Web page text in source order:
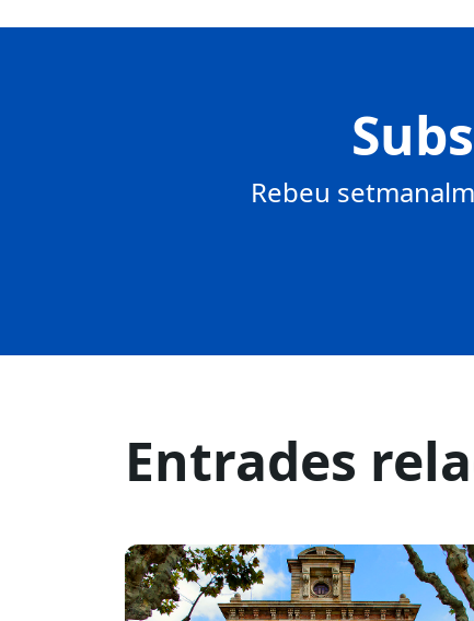
Rebeu
Entrades